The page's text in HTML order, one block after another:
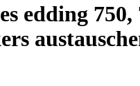
edding